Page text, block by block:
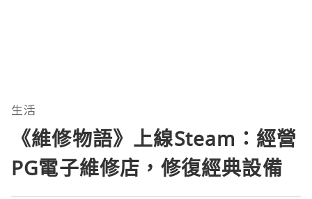
生活
《維修物語》上線Steam：經營
PG電子維修店，修復經典設備